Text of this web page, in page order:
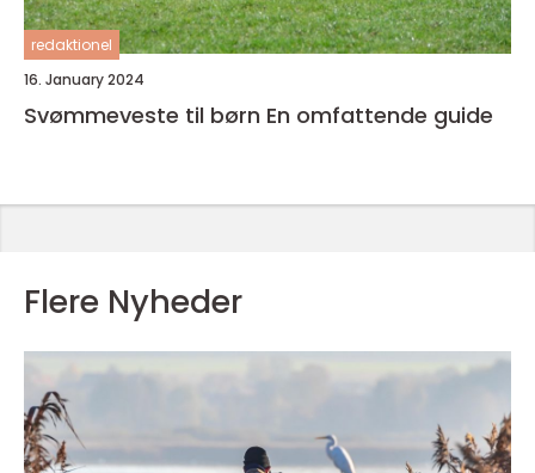
redaktionel
16. January 2024
Svømmeveste til børn En omfattende guide
Flere Nyheder